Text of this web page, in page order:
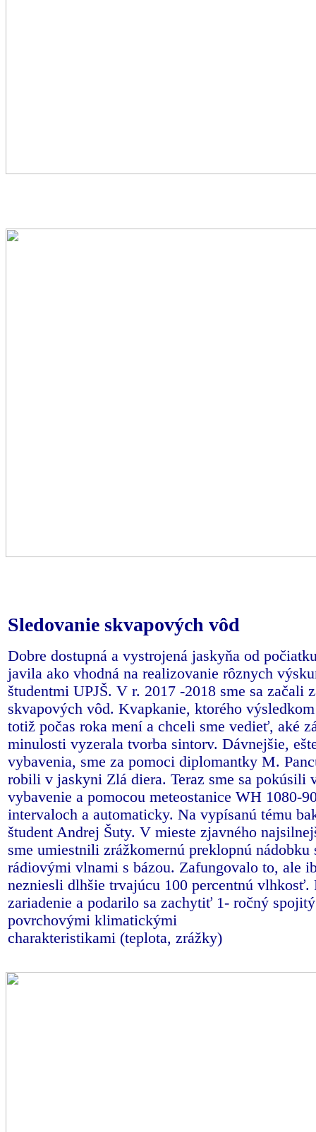
Sledovanie skvapových vôd
Dobre dostupná a vystrojená jaskyňa od
javila ako vhodná na realizovanie rôznych
študentmi UPJŠ. V r. 2017 -2018 sme sa začali
skvapových vôd. Kvapkanie, ktorého
totiž počas roka mení a chceli sme vedieť, aké
minulosti vyzerala tvorba sintorv. Dávnejšie,
vybavenia, sme za pomoci diplomantky M.
robili v jaskyni Zlá diera. Teraz sme sa pokúsili
vybavenie a pomocou meteostanice WH 1080-
intervaloch a automaticky. Na vypísanú tému
študent Andrej Šuty. V mieste zjavného
sme umiestnili zrážkomernú preklopnú nádobku
rádiovými vlnami s bázou. Zafungovalo to, ale
nezniesli dlhšie trvajúcu 100 percentnú vlhkosť.
zariadenie a podarilo sa zachytiť 1- ročný
povrchovými klimatickými
charakteristikami (teplota, zrážky)